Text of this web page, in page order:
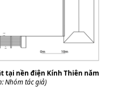
tại nền điện Kính Thiên năm
Nhóm tác giả)